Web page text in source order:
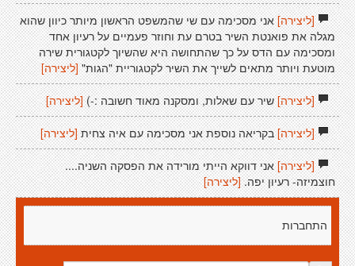
[ליצירה]אני מסכימה עם שי שהמשפט הראשון מיותר כיוון שהוא
מגלה את פואנטת השיר בטרם עת וחוזר פעמיים על רעיון אחד
ומסכימה עם הדס על כך שהתחושה היא שהשיוך לקטגורית שירה
מוטעת ויותר מתאים לשייך את השיר לקטגוריית "הגות"[ליצירה]
[ליצירה]שיר עם שאלות, ומסקנה מאוד חשובה :-)[ליצירה]
[ליצירה]בקריאה נוספת אני מסכימה עם איה צחית [ליצירה]
[ליצירה]אני דווקא הייתי מורידה את הפסקה השניה....
חוצמיזה- רעיון יפה.[ליצירה]
התחברות